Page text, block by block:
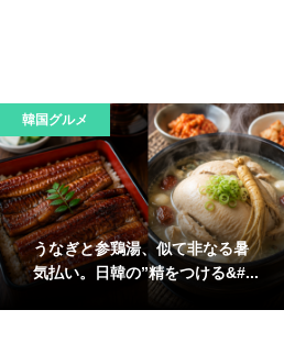
韓国グルメ
うなぎと参鶏湯、似て非なる暑
気払い。日韓の”精をつける&#...